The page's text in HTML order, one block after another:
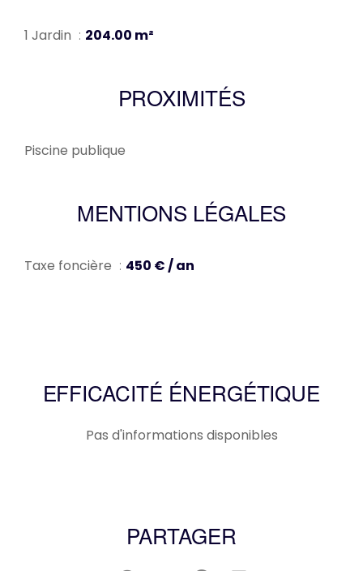
1 Jardin 204.00 m²
PROXIMITÉS
Piscine publique
MENTIONS LÉGALES
Taxe foncière 450 € / an
EFFICACITÉ ÉNERGÉTIQUE
Pas d'informations disponibles
PARTAGER